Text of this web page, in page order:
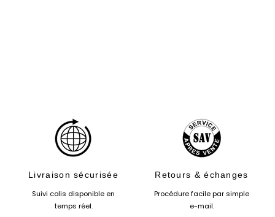
Livraison sécurisée
Suivi colis disponible en
temps réel.
Retours & échanges
Procédure facile par simple
e-mail.